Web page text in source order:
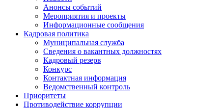
Анонсы событий
Мероприятия и проекты
Информационные сообщения
Кадровая политика
Муниципальная служба
Сведения о вакантных должностях
Кадровый резерв
Конкурс
Контактная информация
Ведомственный контроль
Приоритеты
Противодействие коррупции